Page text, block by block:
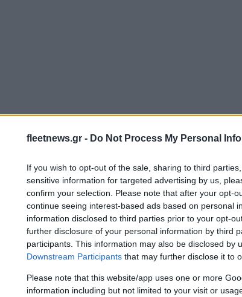
fleetnews.gr - Do Not Process My Personal
If you wish to opt-out of the sale, sharing to third
sensitive information for targeted advertising by us,
confirm your selection. Please note that after your opt-
continue seeing interest-based ads based on personal
information disclosed to third parties prior to your opt-
further disclosure of your personal information by third
participants. This information may also be disclosed by
Downstream Participants that may further disclose it to
Please note that this website/app uses one or more
information including but not limited to your visit or